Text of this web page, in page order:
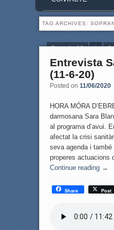
TAG ARCHIVES:
Page 1 of 2 1 2
Entrevista
(11-6-20)
Posted on 11/06/2020
HORA MÓRA
darmosana Sara
al programa d’avui.
afectat la crisi
seva agenda i
properes
Continue reading →
Share Post